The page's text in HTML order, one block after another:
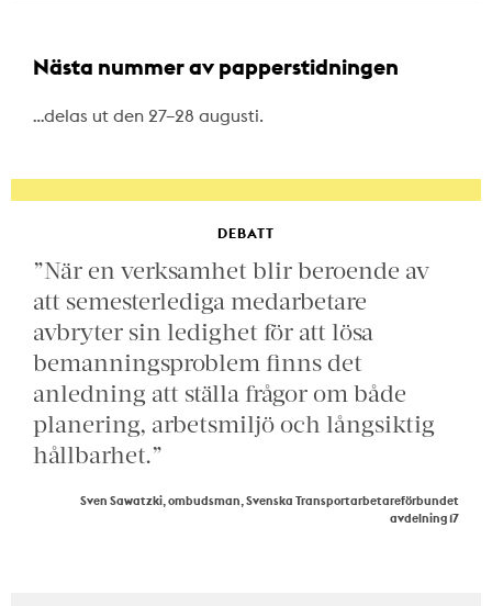
Nästa nummer av papperstidningen
…delas ut den 27–28 augusti.
DEBATT
”När en verksamhet blir beroende av
att semesterlediga medarbetare
avbryter sin ledighet för att lösa
bemanningsproblem finns det
anledning att ställa frågor om både
planering, arbetsmiljö och långsiktig
hållbarhet.”
Sven Sawatzki, ombudsman, Svenska Transportarbetareförbundet
avdelning 17